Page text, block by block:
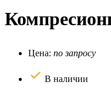
Цена: по запросу
В наличии